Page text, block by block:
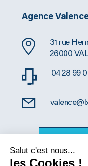
Agence
31 rue
26000
04 28 99
Salut c'est nous...
les Cookies !